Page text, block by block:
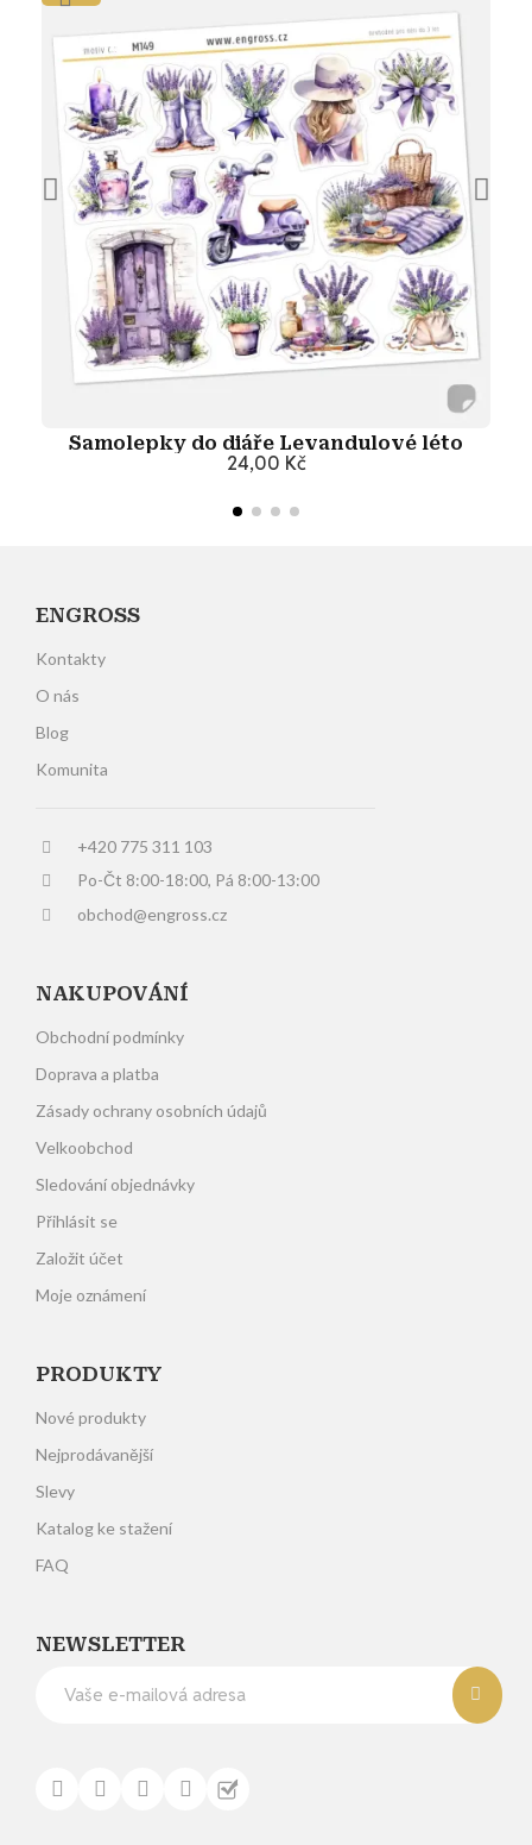
Samolepky do diáře Levandulové léto
24,00 Kč
Přidat do košíku
ENGROSS
Kontakty
O nás
Blog
Komunita
+420 775 311 103
Po-Čt 8:00-18:00, Pá 8:00-13:00
obchod@engross.cz
NAKUPOVÁNÍ
Obchodní podmínky
Doprava a platba
Zásady ochrany osobních údajů
Velkoobchod
Sledování objednávky
Přihlásit se
Založit účet
Moje oznámení
PRODUKTY
Nové produkty
Nejprodávanější
Slevy
Katalog ke stažení
FAQ
NEWSLETTER